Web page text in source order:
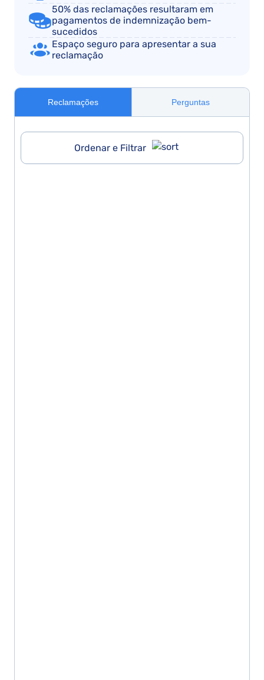
50% das reclamações resultaram em
pagamentos de indemnização bem-
sucedidos
Espaço seguro para apresentar a sua
reclamação
Reclamações Perguntas
Ordenar e Filtrar